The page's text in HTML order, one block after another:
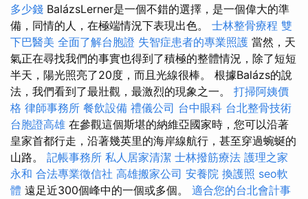
多少錢 BalázsLerner是一個不錯的選擇，是一個偉大的準
備，同情的人，在極端情況下表現出色。 士林整骨療程 雙
下巴醫美 全面了解台胞證 失智症患者的專業照護 當然，天
氣正在尋找我們的事實也得到了積極的整體情況，除了短短
半天，陽光照亮了20度，而且光線很棒。 根據Balázs的說
法，我們看到了最壯觀，最激烈的現象之一。 打掃阿姨價
格 律師事務所 餐飲設備 禮儀公司 台中眼科 台北整骨技術
台胞證高雄 在參觀這個斯堪的納維亞國家時，您可以沿著
皇家首都行走，沿著幾英里的海岸線航行，甚至穿過蜿蜒的
山路。 記帳事務所 私人居家清潔 士林撥筋療法 護理之家
永和 合法專業徵信社 高雄搬家公司 安養院 換護照 seo軟
體 遠足近300個峰中的一個或多個。 適合您的台北會計事